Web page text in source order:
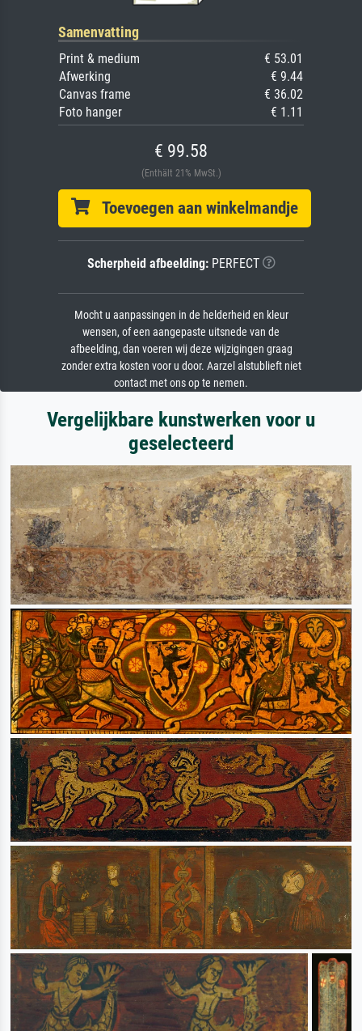
Samenvatting
Print & medium
€ 53.01
Afwerking
€ 9.44
Canvas frame
€ 36.02
Foto hanger
€ 1.11
€ 99.58
(Enthält 21% MwSt.)
Toevoegen aan winkelmandje
Scherpheid afbeelding:PERFECT
Mocht u aanpassingen in de helderheid en kleur
wensen, of een aangepaste uitsnede van de
afbeelding, dan voeren wij deze wijzigingen graag
zonder extra kosten voor u door. Aarzel alstublieft niet
contact met ons op te nemen.
Vergelijkbare kunstwerken voor u
geselecteerd